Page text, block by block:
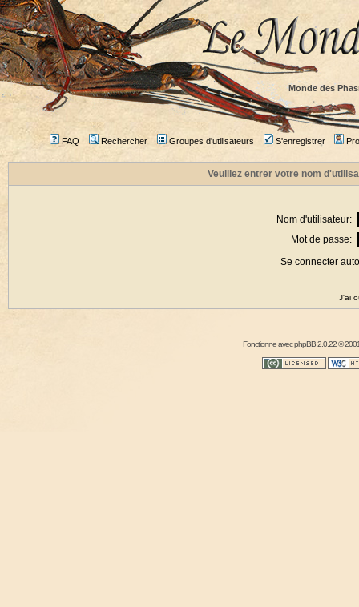
Monde des
FAQ Rechercher Groupes d'utilisateurs S'enregistrer
Veuillez entrer votre nom
Nom d'utilisateur:
Mot de passe:
Se connecter
J'ai
Fonctionne avecphpBB2.0.22 ©